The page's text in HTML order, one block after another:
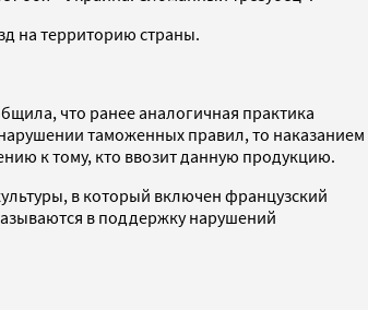
на территорию страны.
что ранее аналогичная практика
таможенных правил, то наказанием
к тому, кто ввозит данную продукцию.
в который включен французский
в поддержку нарушений